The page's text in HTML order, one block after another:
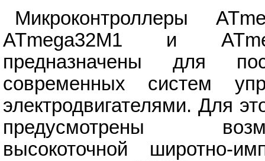
Микроконтроллеры
ATmega32M1 и
предназначены для
современных систем
электродвигателями. Для
предусмотрены
высокоточной широтно-